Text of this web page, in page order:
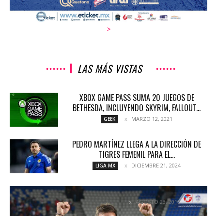
>
LAS MÁS VISTAS
XBOX GAME PASS SUMA 20 JUEGOS DE
BETHESDA, INCLUYENDO SKYRIM, FALLOUT...
GEEK MARZO 12, 2021
PEDRO MARTÍNEZ LLEGA A LA DIRECCIÓN DE
TIGRES FEMENIL PARA EL...
LIGA MX DICIEMBRE 21, 2024
GOLEADA DE LOS TUZOS A LOS TIBURONES
NOTICIAS AGOSTO 23, 2017